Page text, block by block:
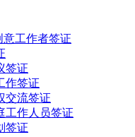
意工作者签证
签证
作签证
交流签证
工作人员签证
签证